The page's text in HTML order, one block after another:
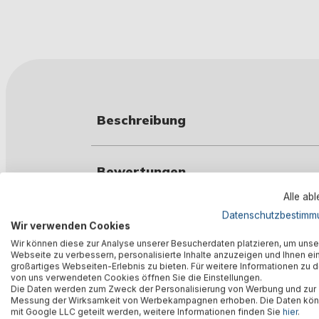
Beschreibung
Bewertungen
Herstellerinformation
Alle
Wir verwenden Cookies
Wir können diese zur Analyse unserer Besucherdaten platzieren, um
Webseite zu verbessern, personalisierte Inhalte anzuzeigen und Ihnen ein
großartiges Webseiten-Erlebnis zu bieten. Für weitere Informationen zu
von uns verwendeten Cookies öffnen Sie die Einstellungen.
Die Daten werden zum Zweck der Personalisierung von Werbung und zur
Messung der Wirksamkeit von Werbekampagnen erhoben. Die Daten
mit Google LLC geteilt werden, weitere Informationen finden Sie hier.